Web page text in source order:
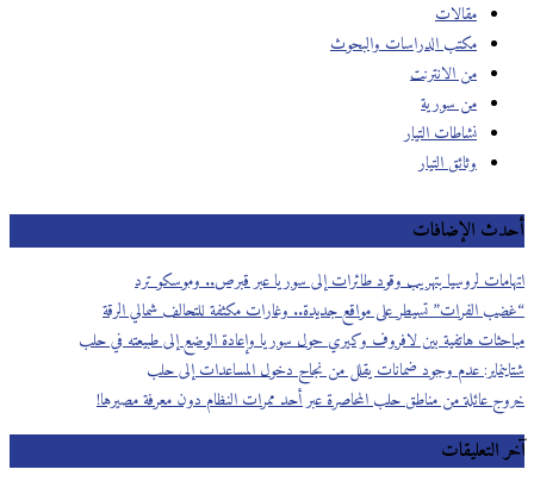
مقالات
مكتب الدراسات والبحوث
من الانترنت
من سورية
نشاطات التيار
وثائق التيار
أحدث الإضافات
اتهامات لروسيا بتهريب وقود طائرات إلى سوريا عبر قبرص.. وموسكو ترد
“غضب الفرات” تسيطر على مواقع جديدة.. وغارات مكثفة للتحالف شمالي الرقة
مباحثات هاتفية بين لافروف وكيري حول سوريا وإعادة الوضع إلى طبيعته في حلب
شتاينماير: عدم وجود ضمانات يقلل من نجاح دخول المساعدات إلى حلب
خروج عائلة من مناطق حلب المحاصرة عبر أحد ممرات النظام دون معرفة مصيرها!
آخر التعليقات